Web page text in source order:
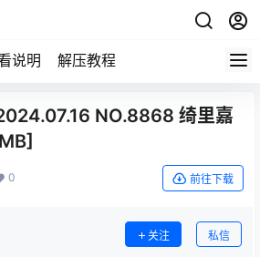
说明 解压教程
NO.8868 绮里嘉
0 前往下载
关注 私信